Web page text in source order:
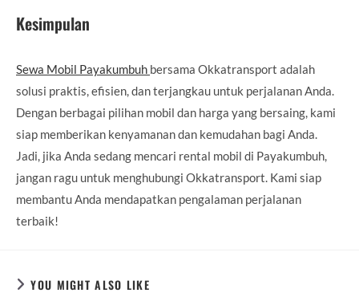
Kesimpulan
Sewa Mobil Payakumbuh bersama Okkatransport adalah
solusi praktis, efisien, dan terjangkau untuk perjalanan Anda.
Dengan berbagai pilihan mobil dan harga yang bersaing, kami
siap memberikan kenyamanan dan kemudahan bagi Anda.
Jadi, jika Anda sedang mencari rental mobil di Payakumbuh,
jangan ragu untuk menghubungi Okkatransport. Kami siap
membantu Anda mendapatkan pengalaman perjalanan
terbaik!
YOU MIGHT ALSO LIKE